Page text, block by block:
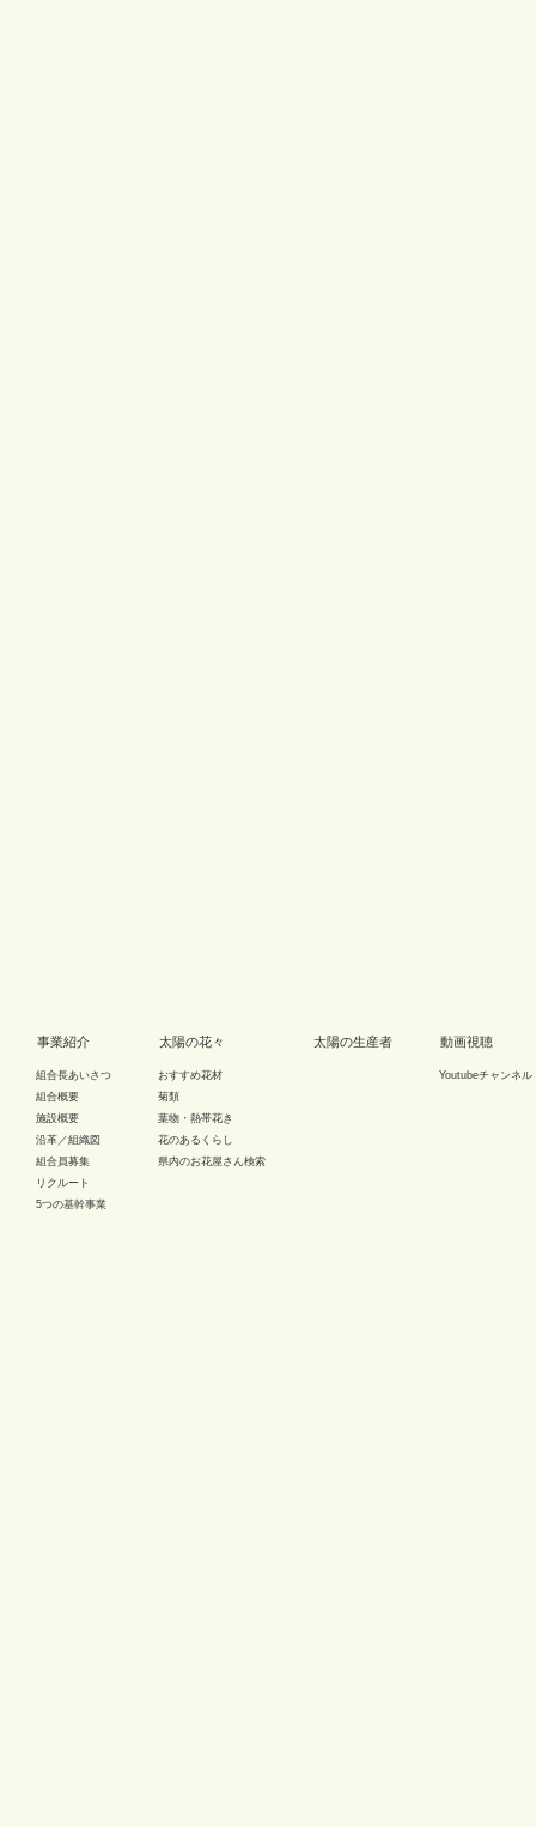
事業紹介
組合長あいさつ
組合概要
施設概要
沿革／組織図
組合員募集
リクルート
5つの基幹事業
太陽の花々
おすすめ花材
菊類
葉物・熱帯花き
花のあるくらし
県内のお花屋さん検索
太陽の生産者 動画視聴
Youtubeチャンネル